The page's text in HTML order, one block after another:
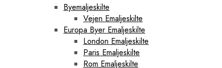
Byemaljeskilte
Vejen Emaljeskilte
Europa Byer Emaljeskilte
London Emaljeskilte
Paris Emaljeskilte
Rom Emaljeskilte